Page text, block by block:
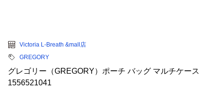
Victoria L-Breath &mall店
GREGORY
グレゴリー（GREGORY）ポーチ バッグ マルチケース
1556521041